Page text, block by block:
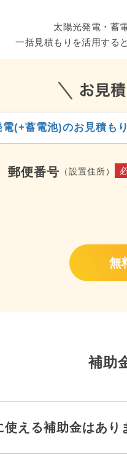
太陽光発電・蓄
一括見積もりを活用する
電(+蓄電池)のお見積もり
郵便番号 （設置住所）
無
補助
える補助金はあり